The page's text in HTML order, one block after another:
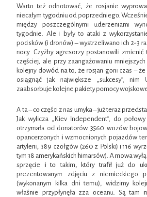
Warto też odnotować, że rosjanie
niecałym tygodniu od poprzedniego.
między poszczególnymi uderzeniami
tygodnie. Ale i były to ataki z
pocisków (i dronów) – wystrzeliwano ich 2-3
nocy. Czyżby agresorzy postanowili zmienić
częściej, ale przy zaangażowaniu
kolejny dowód na to, że rosjan goni czas – że
osiągnąć jak największe „sukcesy”, nim
zaabsorbuje kolejne pakiety pomocy
A ta – co części z nas umyka – już teraz
Jak wylicza „Kiev Independent”, do
otrzymała od donatorów 3560 wozów
opancerzonych i wzmocnionych pojazdów
artylerii, 389 czołgów (260 z Polski) i 116
tym 38 amerykańskich himarsów). A mowa
sprzęcie i to takim, który trafił już do
prezentowanym zdjęciu z niemieckiego
(wykonanym kilka dni temu), widzimy
właśnie przypłynęła zza oceanu. Są tam